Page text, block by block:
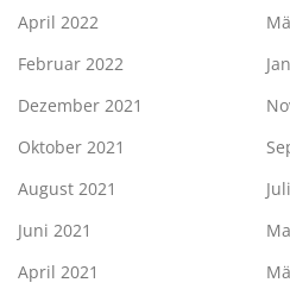
April 2022
Februar 2022
Dezember 2021
Oktober 2021
August 2021
Juni 2021
April 2021